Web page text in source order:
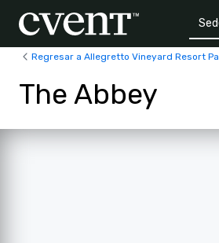
Regresar a Allegretto Vineyard Resort
The Abbey